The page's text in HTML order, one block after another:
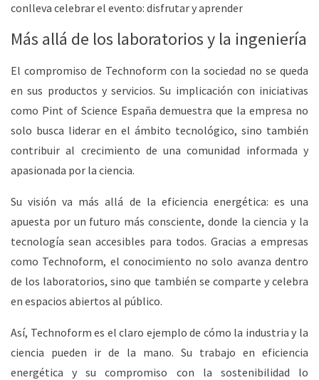
conlleva celebrar el evento: disfrutar y aprender
Más allá de los laboratorios y la ingeniería
El compromiso de Technoform con la sociedad no se queda
en sus productos y servicios. Su implicación con iniciativas
como Pint of Science España demuestra que la empresa no
solo busca liderar en el ámbito tecnológico, sino también
contribuir al crecimiento de una comunidad informada y
apasionada por la ciencia.
Su visión va más allá de la eficiencia energética: es una
apuesta por un futuro más consciente, donde la ciencia y la
tecnología sean accesibles para todos. Gracias a empresas
como Technoform, el conocimiento no solo avanza dentro
de los laboratorios, sino que también se comparte y celebra
en espacios abiertos al público.
Así, Technoform es el claro ejemplo de cómo la industria y la
ciencia pueden ir de la mano. Su trabajo en eficiencia
energética y su compromiso con la sostenibilidad lo